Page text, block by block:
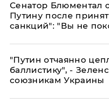
Сенатор Блюментал
Путину после
санкций": "Вы не
"Путин отчаянно
баллистику", -
союзникам Украины